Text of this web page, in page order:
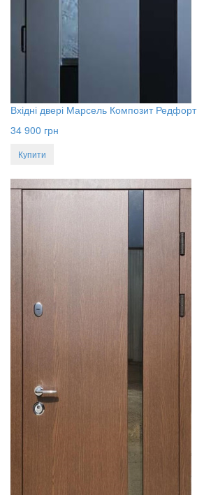
Вхідні двері Марсель Композит Редфорт
34 900 грн
Купити